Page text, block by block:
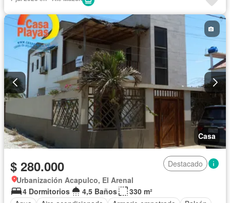
Casa
$ 280.000
Destacado
Urbanización Acapulco, El Arenal
4 Dormitorios
4,5 Baños
330 m²